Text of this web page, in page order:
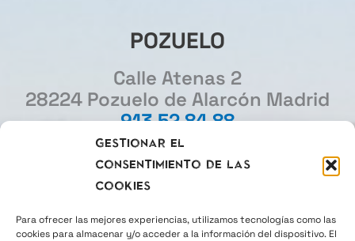
Gestionar el
consentimiento de las
cookies
Para ofrecer las mejores experiencias, utilizamos tecnologías como las
cookies para almacenar y/o acceder a la información del dispositivo. El
POZUELO
Calle Atenas 2
28224 Pozuelo de Alarcón Madrid
913 52 84 88
MADRID
Gourmet Experience